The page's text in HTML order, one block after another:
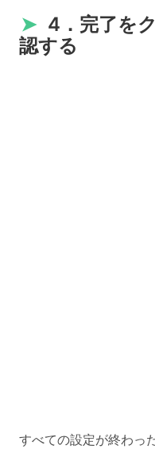
➤ 4．完了を
認する
すべての設定が終わっ